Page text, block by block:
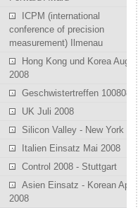
ICPM (international
conference of precision
measurement) Ilmenau
Hong Kong und Korea August
2008
Geschwistertreffen 100808
UK Juli 2008
Silicon Valley - New York
Italien Einsatz Mai 2008
Control 2008 - Stuttgart
Asien Einsatz - Korean April
2008